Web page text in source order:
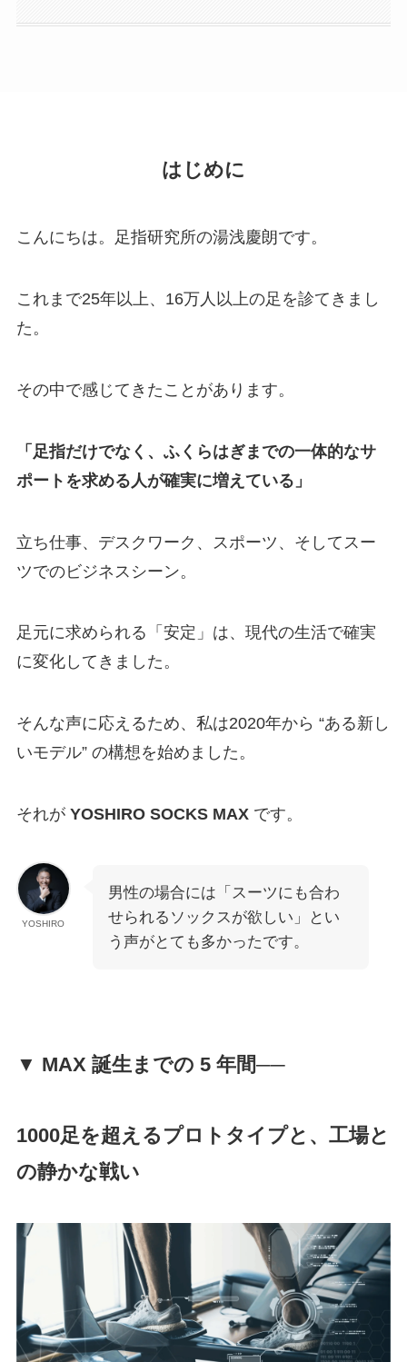
はじめに
こんにちは。足指研究所の湯浅慶朗です。
これまで25年以上、16万人以上の足を診てきまし
た。
その中で感じてきたことがあります。
「足指だけでなく、ふくらはぎまでの一体的なサ
ポートを求める人が確実に増えている」
立ち仕事、デスクワーク、スポーツ、そしてスー
ツでのビジネスシーン。
足元に求められる「安定」は、現代の生活で確実
に変化してきました。
そんな声に応えるため、私は2020年から “ある新し
いモデル” の構想を始めました。
それが YOSHIRO SOCKS MAXです。
YOSHIRO
男性の場合には「スーツにも合わ
せられるソックスが欲しい」とい
う声がとても多かったです。
▼ MAX 誕生までの 5 年間──
1000足を超えるプロトタイプと、工場と
の静かな戦い